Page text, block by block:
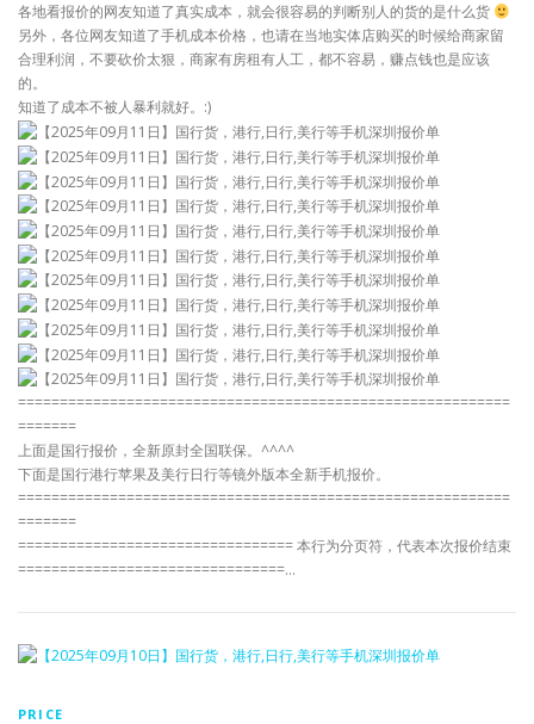
各地看报价的网友知道了真实成本，就会很容易的判断别人的货的是什么货
另外，各位网友知道了手机成本价格，也请在当地实体店购买的时候给商家留
合理利润，不要砍价太狠，商家有房租有人工，都不容易，赚点钱也是应该
的。
知道了成本不被人暴利就好。:)
===========================================================
=======
上面是国行报价，全新原封全国联保。^^^^
下面是国行港行苹果及美行日行等镜外版本全新手机报价。
===========================================================
=======
================================= 本行为分页符，代表本次报价结束
================================…
PRICE